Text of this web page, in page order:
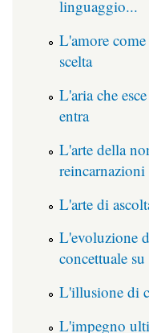
linguaggio...
L'amore
scelta
L'aria che
entra
L'arte della
reincarnazioni
L'arte di
L'evoluzione
concettuale
L'illusione di
L'impegno